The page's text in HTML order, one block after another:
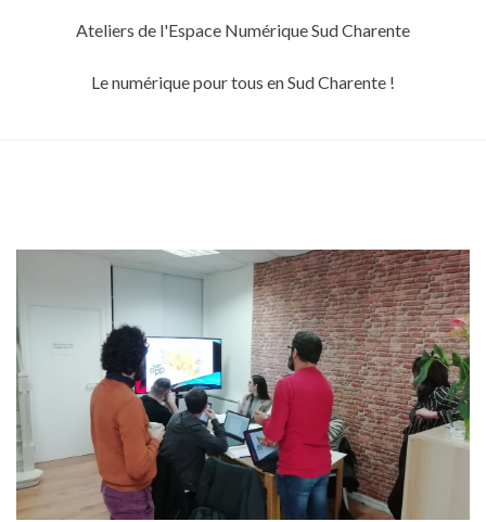
Ateliers de l'Espace Numérique Sud Charente
Le numérique pour tous en Sud Charente !